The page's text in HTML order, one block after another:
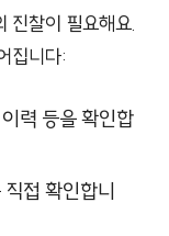
진찰이 필요해요.
집니다:
력 등을 확인합
접 확인합니